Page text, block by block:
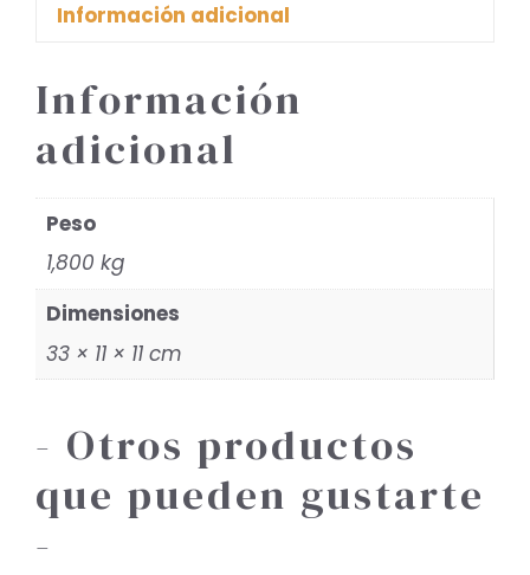
Información adicional
Información
adicional
Peso
1,800 kg
Dimensiones
33 × 11 × 11 cm
- Otros productos
que pueden gustarte
-